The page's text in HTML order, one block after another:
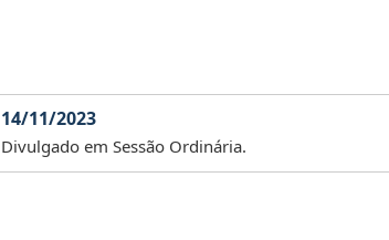
14/11/2023
Divulgado em Sessão Ordinária.